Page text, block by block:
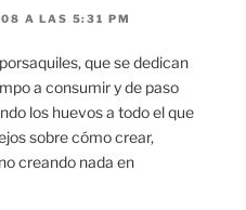
A LAS 5:31 PM
que se dedican
a consumir y de paso
los huevos a todo el que
sobre cómo crear,
creando nada en